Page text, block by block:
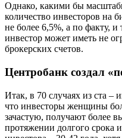
Однако, какими бы
количество инвесторов на
не более 6,5%, а по факту,
инвестор может иметь не
брокерских счетов.
Центробанк создал
Итак, в 70 случаях из ста –
что инвесторы женщины
зачастую, получают более
протяжении долгого срока